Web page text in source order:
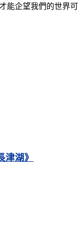
能企望我們的世界可
津湖》